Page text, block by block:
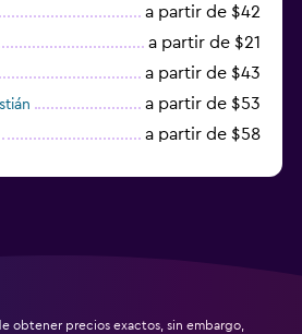
a partir de $42
a partir de $21
a partir de $43
a partir de $53
a partir de $58
obtener precios exactos, sin embargo,